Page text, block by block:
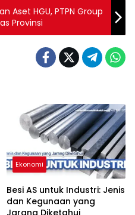
Aset HGU, PTPN Group
Provinsi
Ekonomi
Besi AS untuk Industri: Jenis
dan Kegunaan yang